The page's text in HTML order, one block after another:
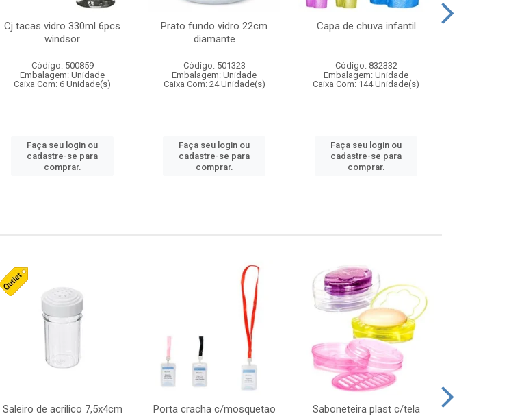
Cj tacas vidro 330ml 6pcs
windsor
Código: 500859
Embalagem: Unidade
Caixa Com: 6 Unidade(s)
Faça seu login ou
cadastre-se para
comprar.
Prato fundo vidro 22cm
diamante
Código: 501323
Embalagem: Unidade
Caixa Com: 24 Unidade(s)
Faça seu login ou
cadastre-se para
comprar.
Capa de chuva infantil
Código: 832332
Embalagem: Unidade
Caixa Com: 144 Unidade(s)
Faça seu login ou
cadastre-se para
comprar.
Saleiro de acrilico 7,5x4cm
Porta cracha c/mosquetao
Saboneteira plast c/tela